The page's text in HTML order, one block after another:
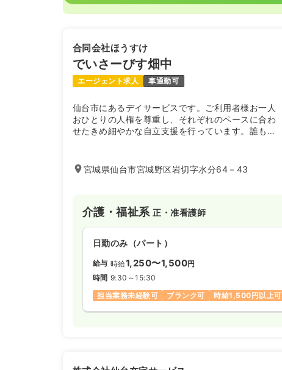
合同会社ほうすけ
でいさーびす畑中
エージェント求人 車通勤可
仙台市にあるデイサービスです。ご利用者様お一人
おひとりの人権を尊重し、それぞれのペースに合わ
せたきめ細やかな自立支援を行っています。誰もが
す。宮城県仙台市宮城野区岩切字水分64－43
介護・福祉系正・准看護師
日勤のみ（パート）
給与 時給1,250〜1,500円
時間 9:30～15:30
担当業務未経験可
ブランク可 時給1,500円以上可